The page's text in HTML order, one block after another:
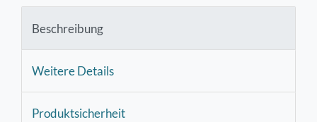
Beschreibung
Weitere Details
Produktsicherheit